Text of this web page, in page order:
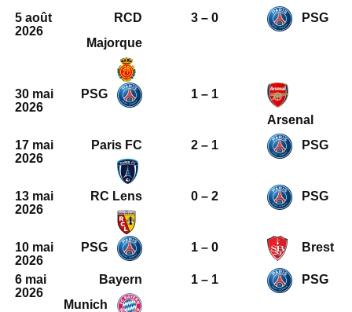
5 août
2026
RCD
Majorque
3 – 0 PSG
30 mai
2026
PSG
1 – 1
Arsenal
17 mai
2026
Paris FC 2 – 1 PSG
13 mai
2026
RC Lens 0 – 2 PSG
10 mai
2026
PSG 1 – 0 Brest
6 mai
2026
Bayern
Munich
1 – 1 PSG